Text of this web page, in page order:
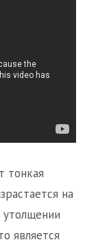
тонкая
на
утолщении
является